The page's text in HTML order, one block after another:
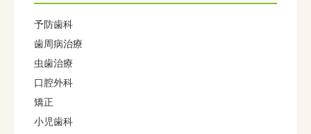
予防歯科
歯周病治療
虫歯治療
口腔外科
矯正
小児歯科